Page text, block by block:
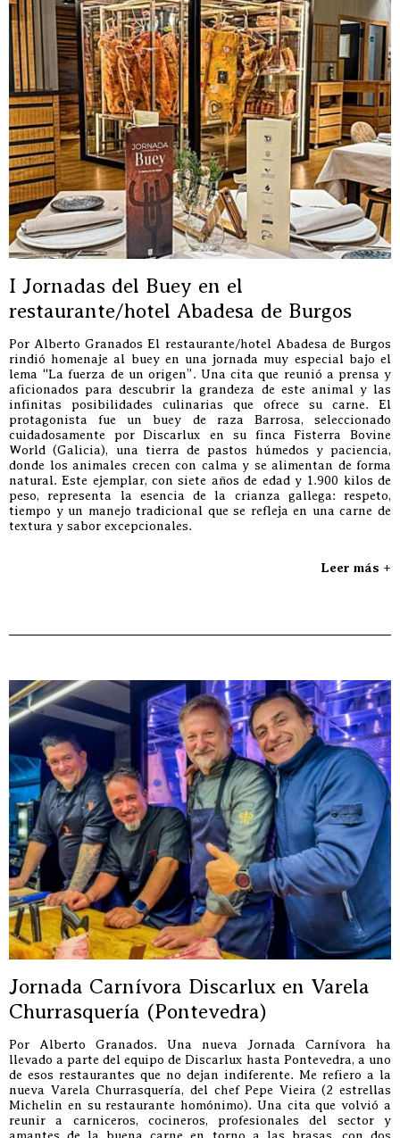
I Jornadas del Buey en el
restaurante/hotel Abadesa de Burgos
Por Alberto Granados El restaurante/hotel Abadesa de Burgos
rindió homenaje al buey en una jornada muy especial bajo el
lema “La fuerza de un origen”. Una cita que reunió a prensa y
aficionados para descubrir la grandeza de este animal y las
infinitas posibilidades culinarias que ofrece su carne. El
protagonista fue un buey de raza Barrosa, seleccionado
cuidadosamente por Discarlux en su finca Fisterra Bovine
World (Galicia), una tierra de pastos húmedos y paciencia,
donde los animales crecen con calma y se alimentan de forma
natural. Este ejemplar, con siete años de edad y 1.900 kilos de
peso, representa la esencia de la crianza gallega: respeto,
tiempo y un manejo tradicional que se refleja en una carne de
textura y sabor excepcionales.
Leer más +
Jornada Carnívora Discarlux en Varela
Churrasquería (Pontevedra)
Por Alberto Granados. Una nueva Jornada Carnívora ha
llevado a parte del equipo de Discarlux hasta Pontevedra, a uno
de esos restaurantes que no dejan indiferente. Me refiero a la
nueva Varela Churrasquería, del chef Pepe Vieira (2 estrellas
Michelin en su restaurante homónimo). Una cita que volvió a
reunir a carniceros, cocineros, profesionales del sector y